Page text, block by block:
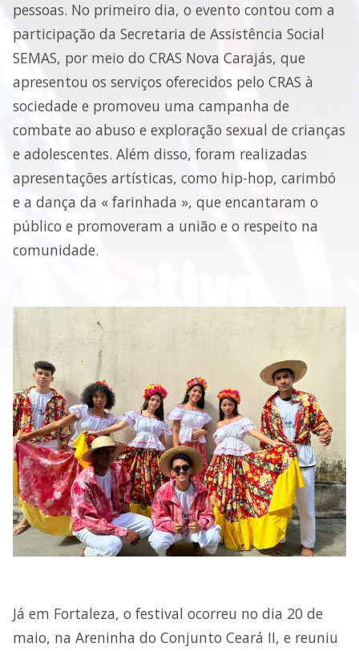
pessoas. No primeiro dia, o evento contou com a
participação da Secretaria de Assistência Social
SEMAS, por meio do CRAS Nova Carajás, que
apresentou os serviços oferecidos pelo CRAS à
sociedade e promoveu uma campanha de
combate ao abuso e exploração sexual de crianças
e adolescentes. Além disso, foram realizadas
apresentações artísticas, como hip-hop, carimbó
e a dança da « farinhada », que encantaram o
público e promoveram a união e o respeito na
comunidade.
Já em Fortaleza, o festival ocorreu no dia 20 de
maio, na Areninha do Conjunto Ceará II, e reuniu